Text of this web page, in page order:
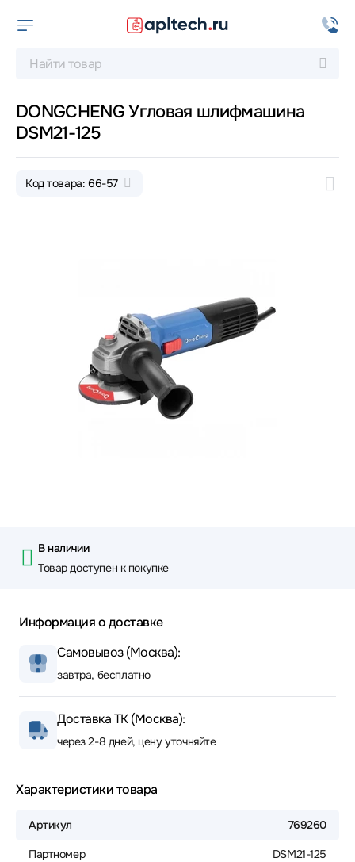
DONGCHENG Угловая шлифмашина
DSM21-125
Код товара: 66-57
В наличии
Товар доступен к покупке
Информация о доставке
Самовывоз (Москва):
завтра, бесплатно
Доставка ТК (Москва):
через 2-8 дней, цену уточняйте
Характеристики товара
Артикул 769260
Партномер DSM21-125